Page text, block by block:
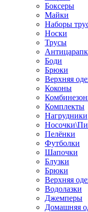
Боксеры
Майки
Наборы
Носки
Трусы
Боди
Брюки
Верхняя
Коконы
Комплекты
Нагрудники
Пелёнки
Футболки
Шапочки
Блузки
Брюки
Верхняя
Водолазки
Джемперы
Домашняя